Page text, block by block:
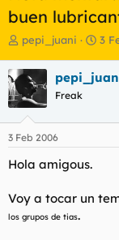
buen
I
i
i
a
d
o
d
l
t
pepi_juani
F
h
e
i
3
Freak
3 Feb 2006
Hola amigous.
Voy a tocar un
los grupos de tias.